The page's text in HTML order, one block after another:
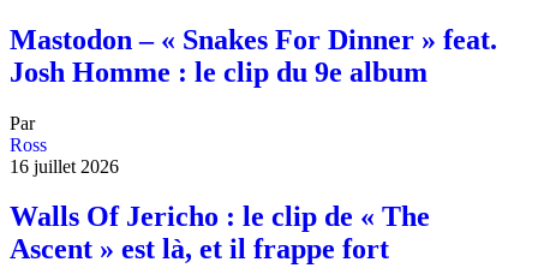
Mastodon – « Snakes For Dinner » feat.
Josh Homme : le clip du 9e album
Par
Ross
16 juillet 2026
Walls Of Jericho : le clip de « The
Ascent » est là, et il frappe fort